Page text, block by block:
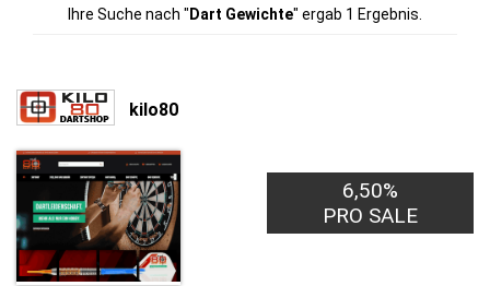
Ihre Suche nach " Dart Gewichte" ergab 1 Ergebnis.
kilo80
6,50%
PRO SALE